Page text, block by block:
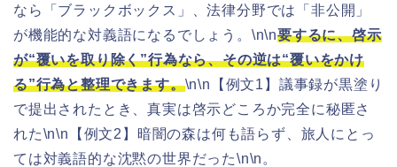
なら「ブラックボックス」、法律分野では「非公開」
が機能的な対義語になるでしょう。\n\n要するに、啓示
が“覆いを取り除く”行為なら、その逆は“覆いをかけ
る”行為と整理できます。\n\n【例文1】議事録が黒塗り
で提出されたとき、真実は啓示どころか完全に秘匿さ
れた\n\n【例文2】暗闇の森は何も語らず、旅人にとっ
ては対義語的な沈黙の世界だった\n\n。